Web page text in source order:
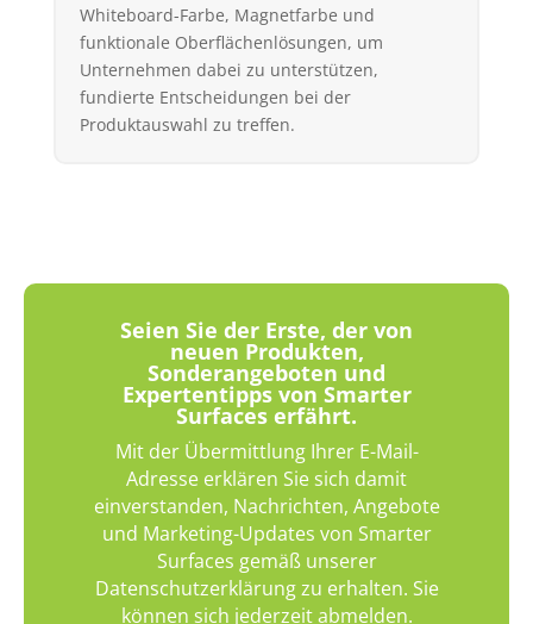
Whiteboard-Farbe, Magnetfarbe und
funktionale Oberflächenlösungen, um
Unternehmen dabei zu unterstützen,
fundierte Entscheidungen bei der
Produktauswahl zu treffen.
Seien Sie der Erste, der von
neuen Produkten,
Sonderangeboten und
Expertentipps von Smarter
Surfaces erfährt.
Mit der Übermittlung Ihrer E-Mail-
Adresse erklären Sie sich damit
einverstanden, Nachrichten, Angebote
und Marketing-Updates von Smarter
Surfaces gemäß unserer
Datenschutzerklärung zu erhalten. Sie
können sich jederzeit abmelden.